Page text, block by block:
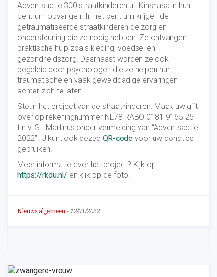
Adventsactie 300 straatkinderen uit Kinshasa in hun
centrum opvangen. In het centrum krijgen de
getraumatiseerde straatkinderen de zorg en
ondersteuning die ze nodig hebben. Ze ontvangen
praktische hulp zoals kleding, voedsel en
gezondheidszorg. Daarnaast worden ze ook
begeleid door psychologen die ze helpen hun
traumatische en vaak gewelddadige ervaringen
achter zich te laten.
Steun het project van de straatkinderen. Maak uw gift
over op rekeningnummer NL78 RABO 0181 9165 25
t.n.v. St. Martinus onder vermelding van “Adventsactie
2022”. U kunt ook dezed QR-code voor uw donaties
gebruiken.
Meer informatie over het project? Kijk op
https://rkdu.nl/ en klik op de foto.
Nieuws algemeen - 12/01/2022